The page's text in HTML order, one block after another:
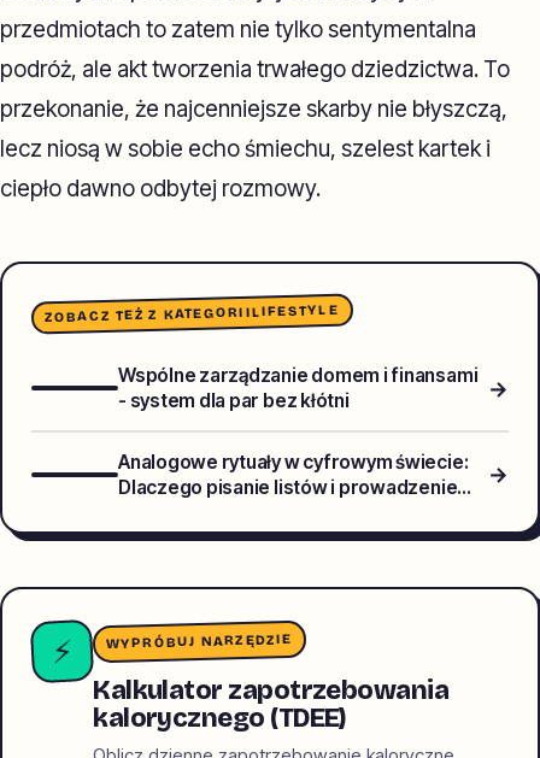
przedmiotach to zatem nie tylko sentymentalna
podróż, ale akt tworzenia trwałego dziedzictwa. To
przekonanie, że najcenniejsze skarby nie błyszczą,
lecz niosą w sobie echo śmiechu, szelest kartek i
ciepło dawno odbytej rozmowy.
ZOBACZ TEŻ Z KATEGORIILIFESTYLE
Wspólne zarządzanie domem i finansami
- system dla par bez kłótni
→
Analogowe rytuały w cyfrowym świecie:
Dlaczego pisanie listów i prowadzenie
→
⚡ WYPRÓBUJ NARZĘDZIE
Kalkulator zapotrzebowania
kalorycznego (TDEE)